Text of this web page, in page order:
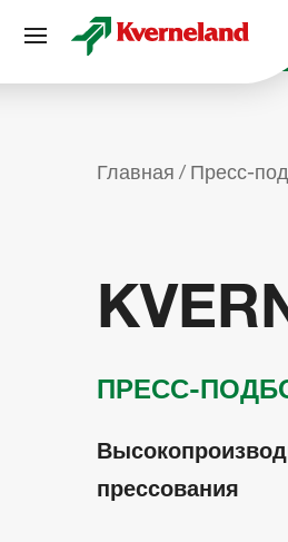
Главная Пресс-
ПРЕСС-
прессования
Панель управления cookies